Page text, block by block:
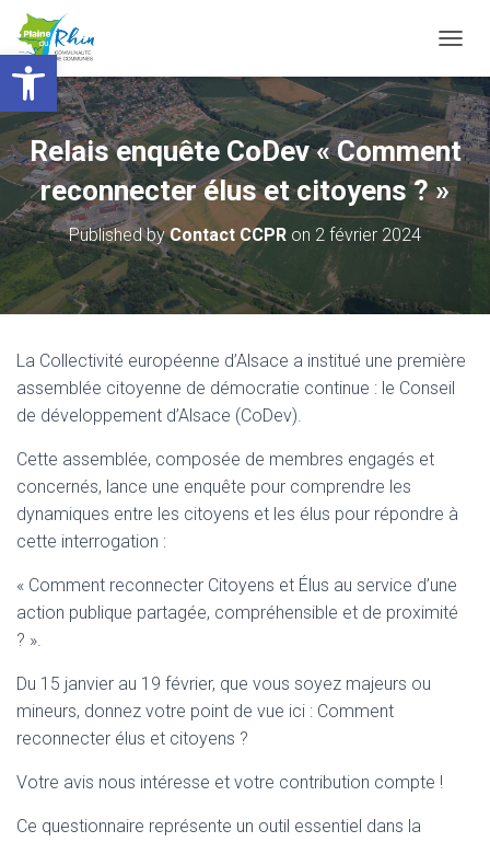
Ouvrir la barre d’outils
O
G
G
L
E
N
A
N
Relais enquête CoDev « Comment
reconnecter élus et citoyens ? »
Published byContact CCPR on 2 février 2024
La Collectivité européenne d’Alsace a institué une première
assemblée citoyenne de démocratie continue : le Conseil
de développement d’Alsace (CoDev).
Cette assemblée, composée de membres engagés et
concernés, lance une enquête pour comprendre les
dynamiques entre les citoyens et les élus pour répondre à
cette interrogation :
« Comment reconnecter Citoyens et Élus au service d’une
action publique partagée, compréhensible et de proximité
? ».
Du 15 janvier au 19 février, que vous soyez majeurs ou
mineurs, donnez votre point de vue ici : Comment
reconnecter élus et citoyens ?
Votre avis nous intéresse et votre contribution compte !
Ce questionnaire représente un outil essentiel dans la